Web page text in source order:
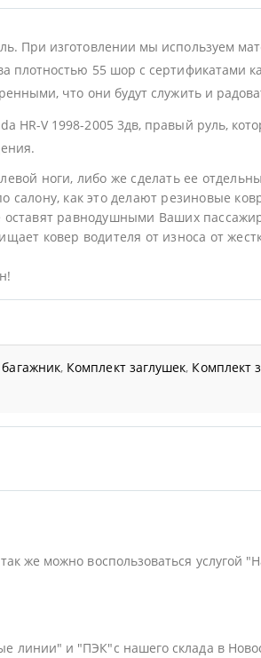
При изготовлении мы используем
плотностью 55 шор с сертификатами
что они будут служить и
HR-V 1998-2005 3дв, правый руль,
ноги, либо же сделать ее
салону, как это делают резиновые
равнодушными Ваших
ковер водителя от износа от
, Комплект заглушек, Комплект
же можно воспользоваться
и "ПЭК"с нашего склада в